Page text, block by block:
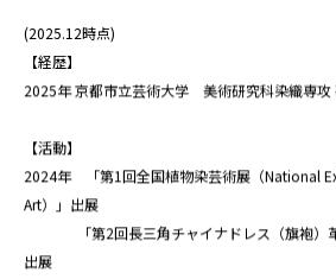
(2025.12時点)
【経歴】
2025年 京都市立芸術大学 美術研究科染織専攻
【活動】
2024年 「第1回全国植物染芸術展（National
Art）」出展
「第2回長三角チャイナドレス（旗袍）革
出展